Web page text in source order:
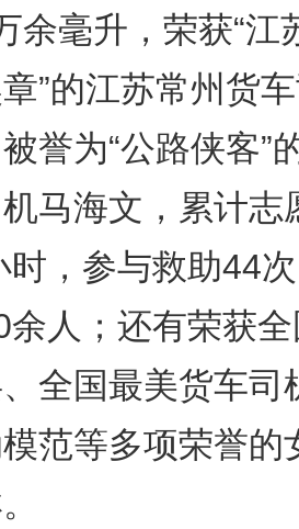
余毫升，荣获“江
”的江苏常州货
誉为“公路侠客”
马海文，累计志
时，参与救助44
余人；还有荣获
全国最美货车司
范等多项荣誉的